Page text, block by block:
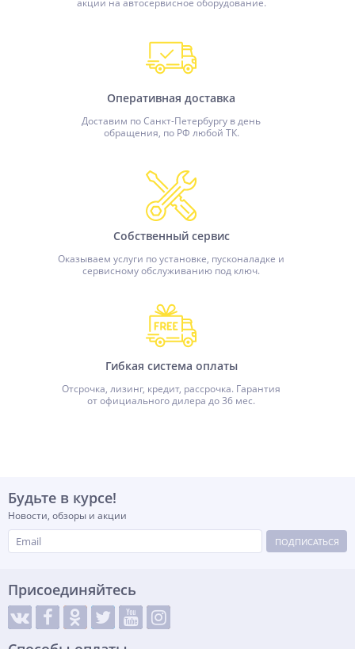
акции на автосервисное оборудование.
Оперативная доставка
Доставим по Санкт-Петербургу в день
обращения, по РФ любой ТК.
Собственный сервис
Оказываем услуги по установке, пусконаладке и
сервисному обслуживанию под ключ.
Гибкая система оплаты
Отсрочка, лизинг, кредит, рассрочка. Гарантия
от официального дилера до 36 мес.
Будьте в курсе!
Новости, обзоры и акции
ПОДПИСАТЬСЯ
Присоединяйтесь